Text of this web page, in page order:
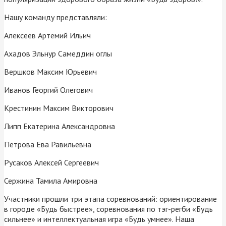
Нашу команду представляли:
Алексеев Артемий Ильич
Ахадов Эльнур Самеддин оглы
Вершков Максим Юрьевич
Иванов Георгий Олегович
Крестинин Максим Викторович
Липп Екатерина Александровна
Петрова Ева Равильевна
Русаков Алексей Сергеевич
Сержина Тамила Амировна
Участники прошли три этапа соревнований: ориентирование
в городе «Будь быстрее», соревнования по тэг-регби «Будь
сильнее» и интеллектуальная игра «Будь умнее». Наша